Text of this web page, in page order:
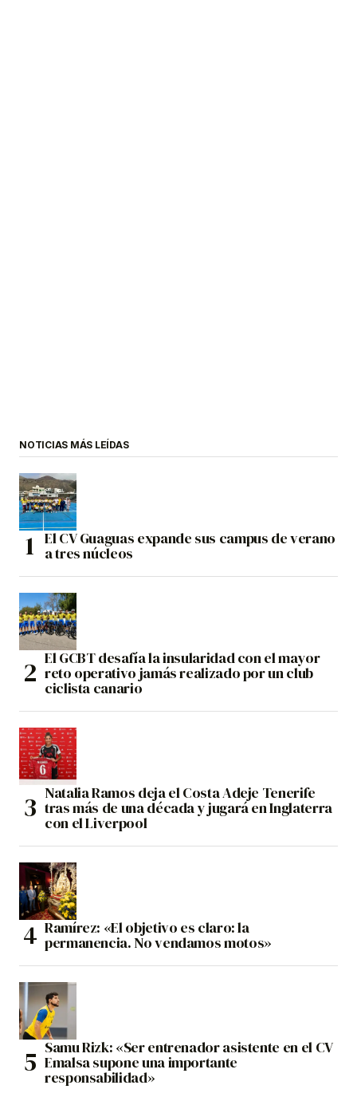
NOTICIAS MÁS LEÍDAS
El CV Guaguas expande sus campus de verano
a tres núcleos
El GCBT desafía la insularidad con el mayor
reto operativo jamás realizado por un club
ciclista canario
Natalia Ramos deja el Costa Adeje Tenerife
tras más de una década y jugará en Inglaterra
con el Liverpool
Ramírez: «El objetivo es claro: la
permanencia. No vendamos motos»
Samu Rizk: «Ser entrenador asistente en el CV
Emalsa supone una importante
responsabilidad»